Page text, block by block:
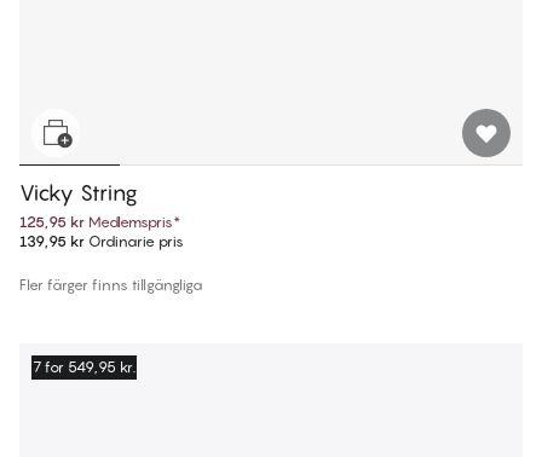
Vicky String
125,95 kr Medlemspris*
139,95 kr Ordinarie pris
Fler färger finns tillgängliga
7 for 549,95 kr.